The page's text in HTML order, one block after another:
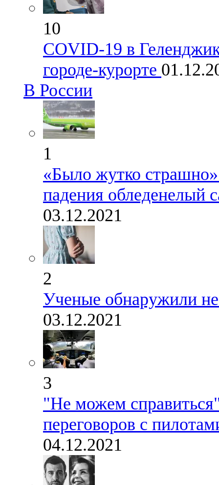
10
COVID-19 в
городе-курорте
В России
1
«Было жутко
падения обледенелый
03.12.2021
2
Ученые обнаружили
03.12.2021
3
"Не можем
переговоров с
04.12.2021